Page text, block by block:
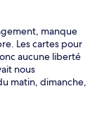
manque
Les cartes pour
aucune liberté
nous
matin, dimanche,
sa chambre,
aucun pain